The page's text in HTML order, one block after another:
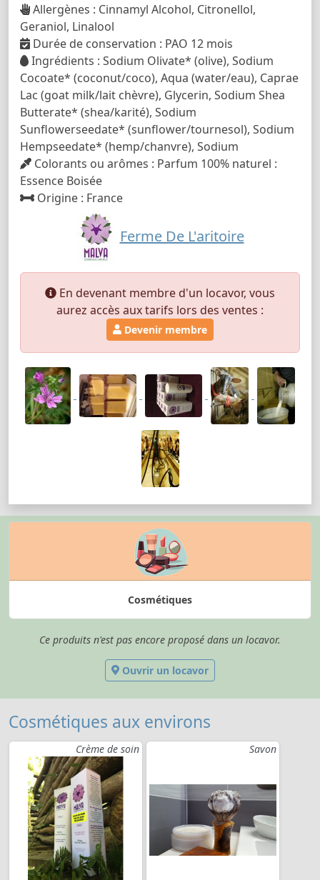
Allergènes : Cinnamyl Alcohol, Citronellol,
Geraniol, Linalool
Durée de conservation : PAO 12 mois
Ingrédients : Sodium Olivate* (olive), Sodium
Cocoate* (coconut/coco), Aqua (water/eau), Caprae
Lac (goat milk/lait chèvre), Glycerin, Sodium Shea
Butterate* (shea/karité), Sodium
Sunflowerseedate* (sunflower/tournesol), Sodium
Hempseedate* (hemp/chanvre), Sodium
Colorants ou arômes : Parfum 100% naturel :
Essence Boisée
Origine : France
Ferme De L'aritoire
En devenant membre d'un locavor, vous
aurez accès aux tarifs lors des ventes :
Devenir membre
Cosmétiques
Ce produits n'est pas encore proposé dans un locavor.
Ouvrir un locavor
Cosmétiques aux environs
Crème de soin Savon